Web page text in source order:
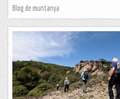
Blog de muntanya